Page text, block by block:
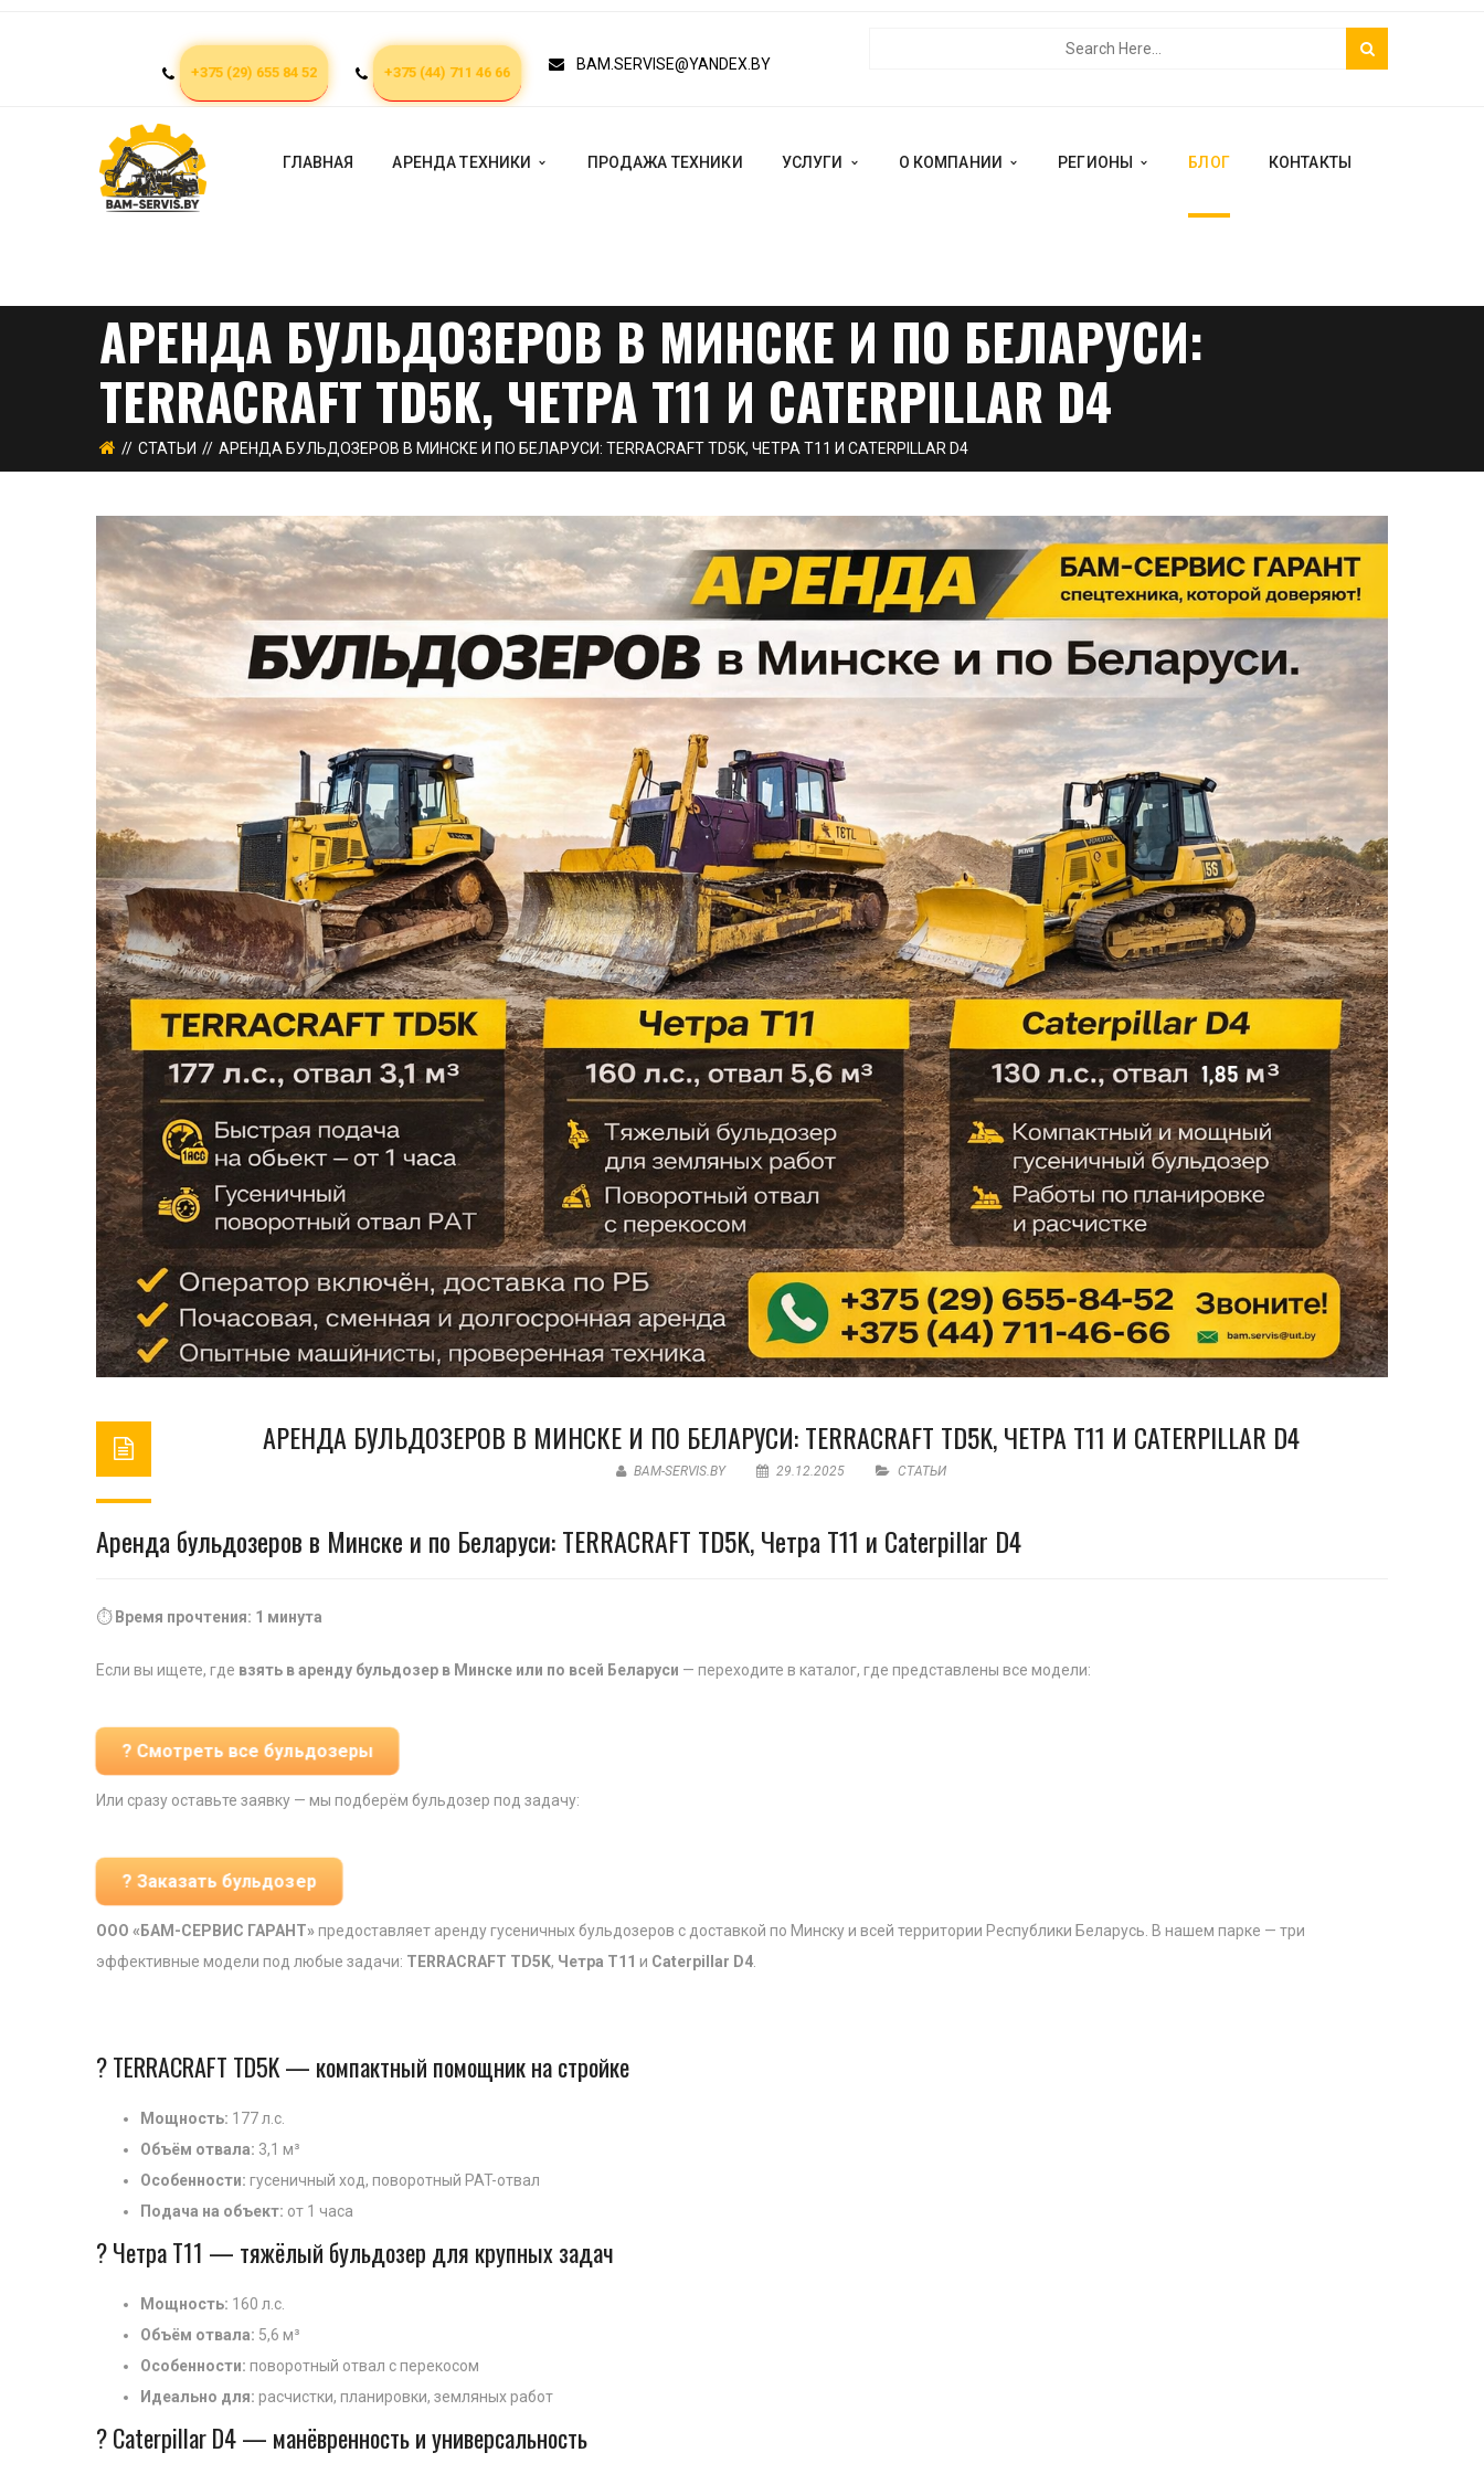
+375 (29) 655 84 52 +375 (44) 711 46 66 BAM.SERVISE@YANDEX.BY
ГЛАВНАЯ АРЕНДА ТЕХНИКИ ПРОДАЖА ТЕХНИКИ УСЛУГИ О КОМПАНИИ РЕГИОНЫ БЛОГ КОНТАКТЫ
АРЕНДА БУЛЬДОЗЕРОВ В МИНСКЕ И ПО БЕЛАРУСИ:
TERRACRAFT TD5K, ЧЕТРА Т11 И CATERPILLAR D4
СТАТЬИ АРЕНДА БУЛЬДОЗЕРОВ В МИНСКЕ И ПО БЕЛАРУСИ: TERRACRAFT TD5K, ЧЕТРА Т11 И CATERPILLAR D4
АРЕНДА БУЛЬДОЗЕРОВ В МИНСКЕ И ПО БЕЛАРУСИ: TERRACRAFT TD5K, ЧЕТРА Т11 И CATERPILLAR D4
BAM-SERVIS.BY 29.12.2025 СТАТЬИ
Аренда бульдозеров в Минске и по Беларуси: TERRACRAFT TD5K, Четра Т11 и Caterpillar D4
⏱️ Время прочтения: 1 минута
Если вы ищете, где взять в аренду бульдозер в Минске или по всей Беларуси — переходите в каталог, где представлены все модели:
? Смотреть все бульдозеры
Или сразу оставьте заявку — мы подберём бульдозер под задачу:
? Заказать бульдозер
ООО «БАМ-СЕРВИС ГАРАНТ»предоставляет аренду гусеничных бульдозеров с доставкой по Минску и всей территории Республики Беларусь. В нашем парке — три
эффективные модели под любые задачи: TERRACRAFT TD5K, Четра Т11 и Caterpillar D4
? TERRACRAFT TD5K — компактный помощник на стройке
Мощность: 177 л.с.
Объём отвала: 3,1 м³
Особенности: гусеничный ход, поворотный PAT-отвал
Подача на объект: от 1 часа
? Четра Т11 — тяжёлый бульдозер для крупных задач
Мощность: 160 л.с.
Объём отвала: 5,6 м³
Особенности: поворотный отвал с перекосом
Идеально для: расчистки, планировки, земляных работ
? Caterpillar D4 — манёвренность и универсальность